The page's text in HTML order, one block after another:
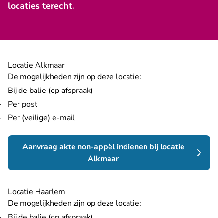
locaties terecht.
Locatie Alkmaar
De mogelijkheden zijn op deze locatie:
Bij de balie (op afspraak)
Per post
Per (veilige) e-mail
Aanvraag akte non-appèl indienen bij locatie
Alkmaar
Locatie Haarlem
De mogelijkheden zijn op deze locatie: